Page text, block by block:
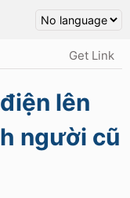
Get Link
lên
người cũ